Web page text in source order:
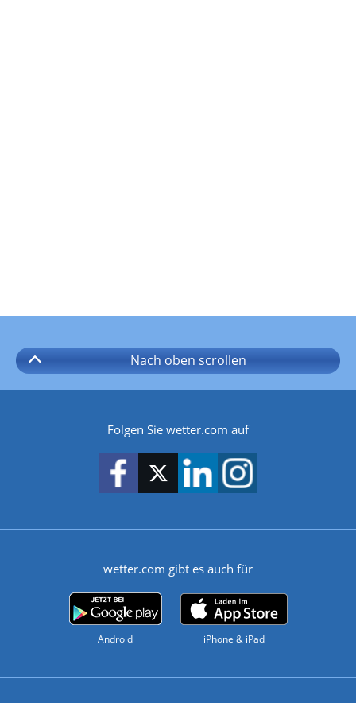
Nach oben scrollen
Folgen Sie wetter.com auf
wetter.com gibt es auch für
Android iPhone & iPad